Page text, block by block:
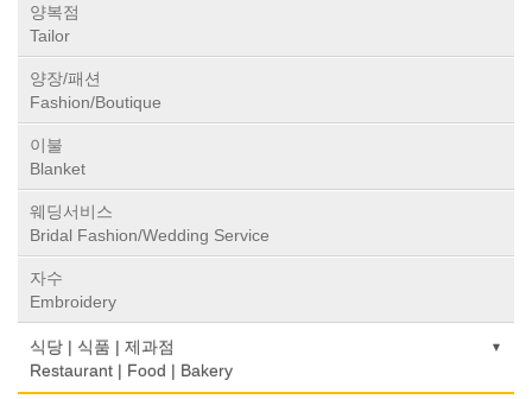
양복점
Tailor
양장/패션
Fashion/Boutique
이불
Blanket
웨딩서비스
Bridal Fashion/Wedding Service
자수
Embroidery
식당 | 식품 | 제과점
Restaurant | Food | Bakery